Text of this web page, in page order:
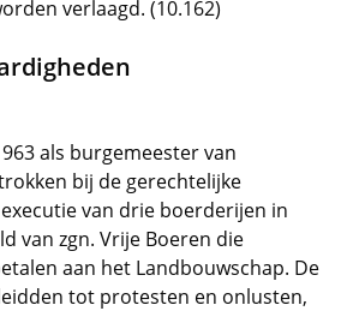
verlaagd. (10.162)
als burgemeester van
bij de gerechtelijke
van drie boerderijen in
van zgn. Vrije Boeren die
aan het Landbouwschap. De
tot protesten en onlusten,